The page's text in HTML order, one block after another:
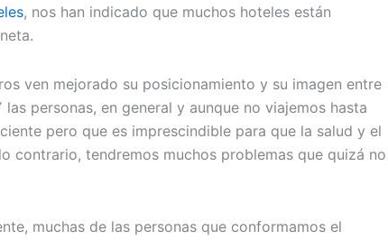
, nos han indicado que muchos hoteles están
ven mejorado su posicionamiento y su imagen entre
personas, en general y aunque no viajemos hasta
pero que es imprescindible para que la salud y el
contrario, tendremos muchos problemas que quizá no
muchas de las personas que conformamos el